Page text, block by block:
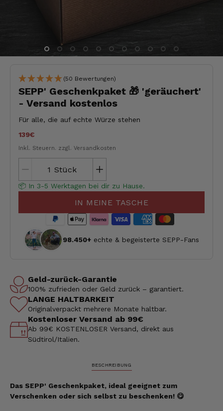
(50 Bewertungen)
SEPP' Geschenkpaket 🎁 'geräuchert'
- Versand kostenlos
Für alle, die auf echte Würze stehen
139€
Inkl. Steuern. zzgl. Versandkosten
Stück
📦 In 3-5 Werktagen bei dir zu Hause.
IN MEINE TASCHE
98.450+ echte & begeisterte SEPP-Fans
Geld-zurück-Garantie
100% zufrieden oder Geld zurück – garantiert.
LANGE HALTBARKEIT
Originalverpackt mehrere Monate haltbar.
Kostenloser Versand ab 99€
Ab 99€ KOSTENLOSER Versand, direkt aus
Südtirol/Italien.
BESCHREIBUNG
Das SEPP' Geschenkpaket, ideal geeignet zum
Verschenken oder sich selbst zu beschenken! 😋